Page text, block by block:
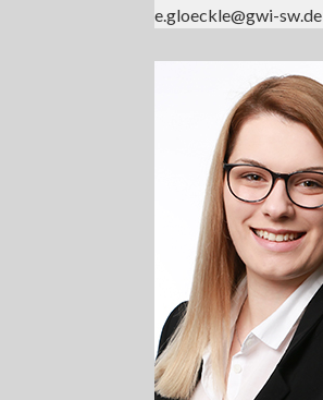
e.gloeckle@gwi-sw.de